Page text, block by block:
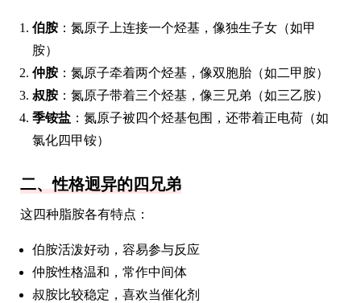
伯胺 ：氮原子上连接一个烃基，像独生子女（如甲
胺）
仲胺 ：氮原子牵着两个烃基，像双胞胎（如二甲胺）
叔胺 ：氮原子带着三个烃基，像三兄弟（如三乙胺）
季铵盐 ：氮原子被四个烃基包围，还带着正电荷（如
氯化四甲铵）
二、性格迥异的四兄弟
这四种脂胺各有特点：
伯胺活泼好动，容易参与反应
仲胺性格温和，常作中间体
叔胺比较稳定，喜欢当催化剂